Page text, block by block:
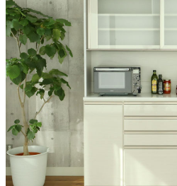
可動棚、マグネットキャッチ
注意
単品で使用不可能。必ず上台、天
梱包サイズ
約42ｘ50ｘ94.3(cm)
原産国
ベトナム